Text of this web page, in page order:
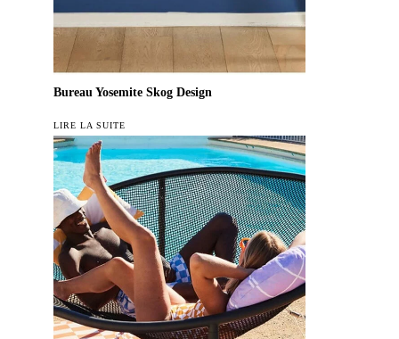
Bureau Yosemite Skog Design
LIRE LA SUITE